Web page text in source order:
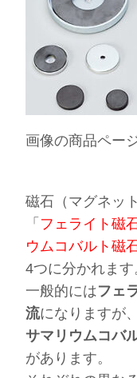
画像の商品ペー
磁石（マグネッ
「 フェライト磁
ウムコバルト磁
4つに分かれます
一般的にはフェ
流になりますが、
サマリウムコバ
があります。